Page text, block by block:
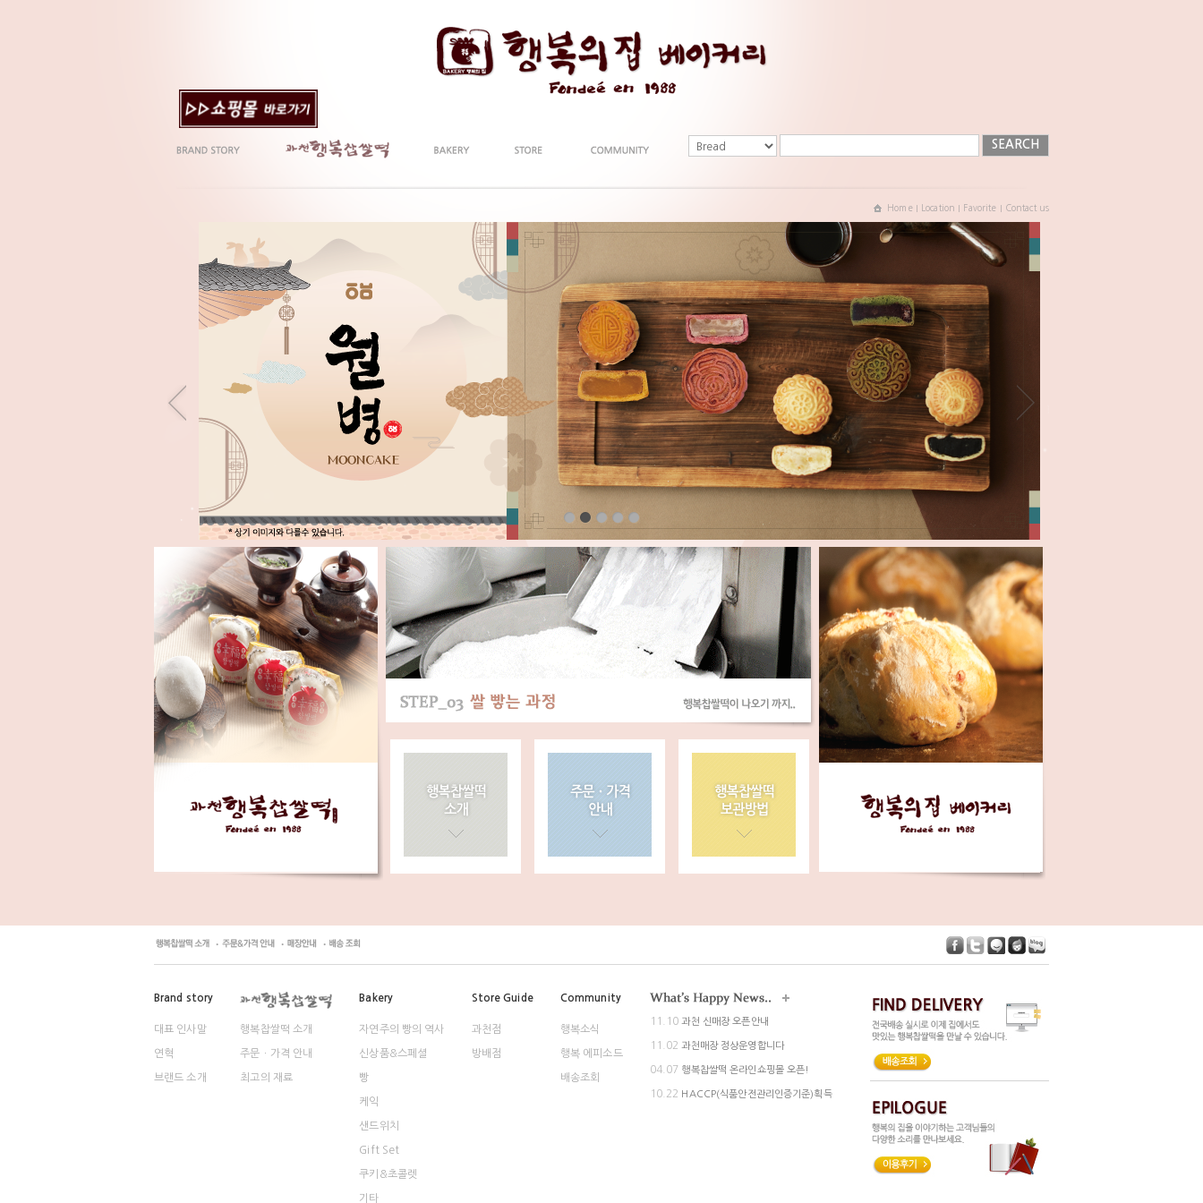
Home| Location Favorite Contact us
Brand story
대표 인사말
연혁
브랜드 소개
행복찹쌀떡 소개
주문ㆍ가격 안내
최고의 재료
Bakery
자연주의 빵의 역사
신상품&스페셜
빵
케익
샌드위치
Gift Set
쿠키&초콜렛
기타
Store Guide
과천점
방배점
Community
행복소식
행복 에피소드
배송조회
11.10 과천 신매장 오픈안내
11.02 과천매장 정상운영합니다
04.07 행복찹쌀떡 온라인쇼핑몰 오픈!
10.22 HACCP(식품안전관리인증기준)획득